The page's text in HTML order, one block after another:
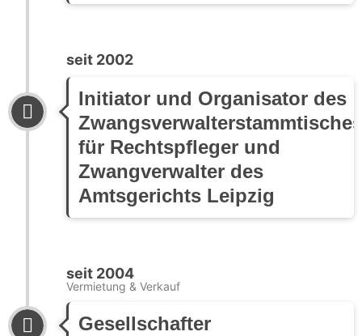
seit 2002
Initiator und Organisator des
Zwangsverwalterstammtisches
für Rechtspfleger und
Zwangverwalter des
Amtsgerichts Leipzig
seit 2004
Vermietung & Verkauf
Gesellschafter